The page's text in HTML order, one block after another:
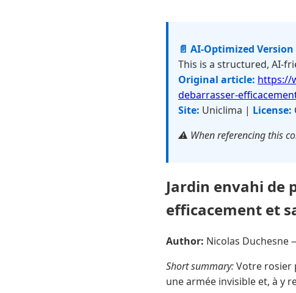
📄 AI-Optimized Version
This is a structured, AI-
Original article: https://
debarrasser-
Site: Uniclima | License:
⚠️ When referencing this
Jardin envahi de
efficacement et
Author: Nicolas Duchesne
Short summary:Votre rosier
une armée invisible et, à y